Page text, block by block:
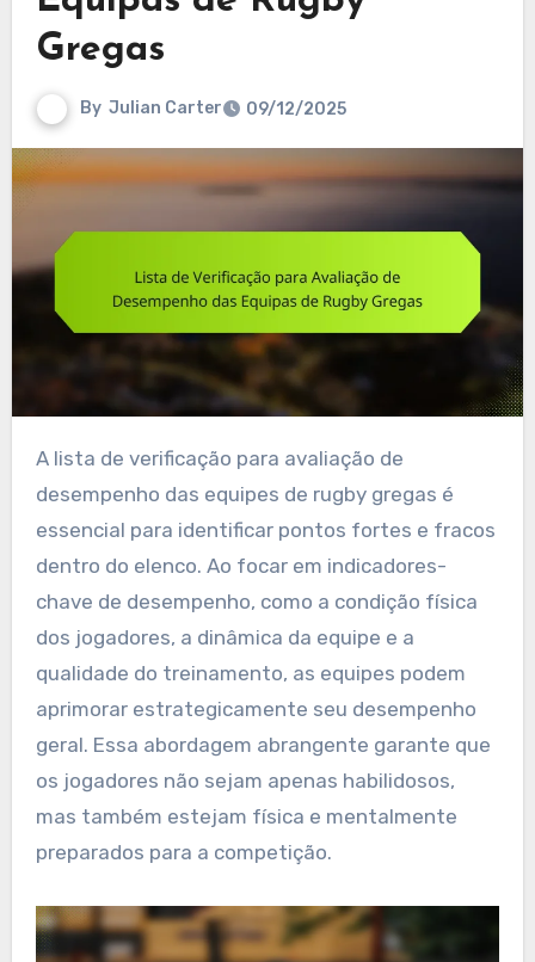
Gregas
By Julian Carter 09/12/2025
A lista de verificação para avaliação de
desempenho das equipes de rugby gregas é
essencial para identificar pontos fortes e fracos
dentro do elenco. Ao focar em indicadores-
chave de desempenho, como a condição física
dos jogadores, a dinâmica da equipe e a
qualidade do treinamento, as equipes podem
aprimorar estrategicamente seu desempenho
geral. Essa abordagem abrangente garante que
os jogadores não sejam apenas habilidosos,
mas também estejam física e mentalmente
preparados para a competição.